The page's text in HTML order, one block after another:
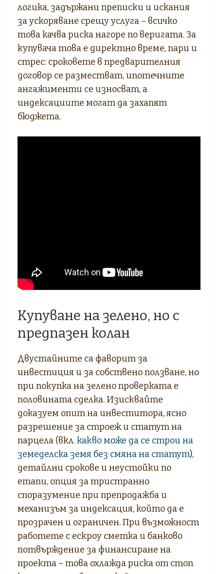
логика, задържани преписки и искания
за ускоряване срещу услуга – всичко
това качва риска нагоре по веригата. За
купувача това е директно време, пари и
стрес: сроковете в предварителния
договор се разместват, ипотечните
ангажименти се износват, а
индексациите могат да захапят
бюджета.
Купуване на зелено, но с
предпазен колан
Двустайните са фаворит за
инвестиция и за собствено ползване, но
при покупка на зелено проверката е
половината сделка. Изисквайте
доказуем опит на инвеститора, ясно
разрешение за строеж и статут на
парцела (вкл.какво може да се строи на
земеделска земя без смяна на статут),
детайлни срокове и неустойки по
етапи, опция за тристранно
споразумение при препродажба и
механизъм за индексация, който да е
прозрачен и ограничен. При възможност
работете с ескроу сметка и банково
потвърждение за финансиране на
проекта – това охлажда риска от стоп